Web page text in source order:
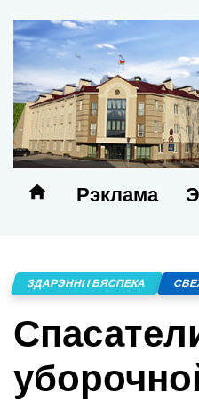
Рэклама
ЗДАРЭННІ І БЯСПЕКА